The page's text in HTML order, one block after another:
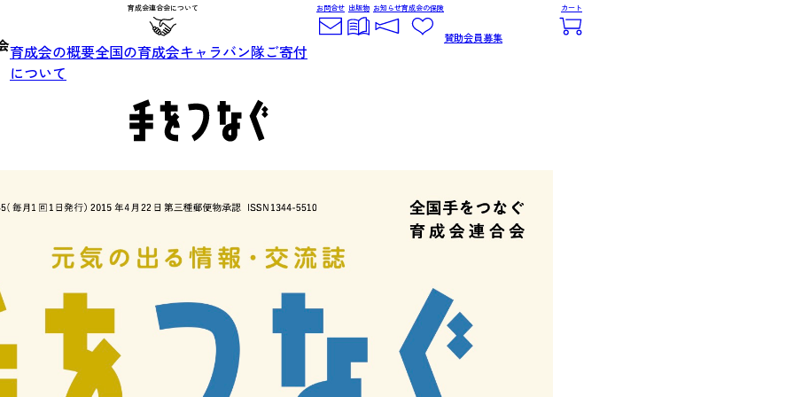
育成会連合会について
育成会の概要全国の育成会キャラバン隊ご寄付
について
お問合せ 出版物 お知らせ育成会の保険
賛助会員募集
カート